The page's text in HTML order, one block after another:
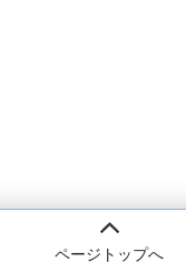
ページトップへ